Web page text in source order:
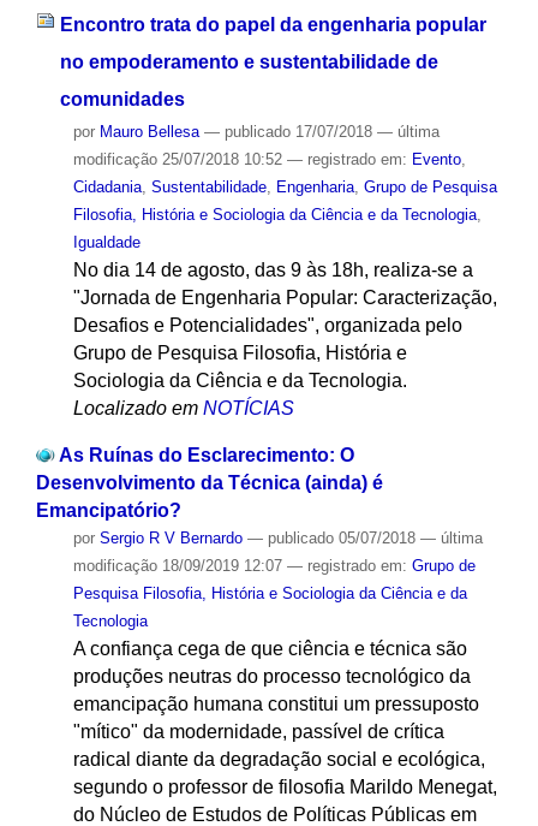
Encontro trata do papel da engenharia popular
no empoderamento e sustentabilidade de
comunidades
por Mauro Bellesa — publicado17/07/2018 — última
modificação25/07/2018 10:52 — registrado em: Evento,
Cidadania, Sustentabilidade, Engenharia, Grupo de Pesquisa
Filosofia, História e Sociologia da Ciência e da Tecnologia,
Igualdade
No dia 14 de agosto, das 9 às 18h, realiza-se a
"Jornada de Engenharia Popular: Caracterização,
Desafios e Potencialidades", organizada pelo
Grupo de Pesquisa Filosofia, História e
Sociologia da Ciência e da Tecnologia.
Localizado em NOTÍCIAS
As Ruínas do Esclarecimento: O
Desenvolvimento da Técnica (ainda) é
Emancipatório?
por Sergio R V Bernardo — publicado05/07/2018 — última
modificação18/09/2019 12:07 — registrado em: Grupo de
Pesquisa Filosofia, História e Sociologia da Ciência e da
Tecnologia
A confiança cega de que ciência e técnica são
produções neutras do processo tecnológico da
emancipação humana constitui um pressuposto
"mítico" da modernidade, passível de crítica
radical diante da degradação social e ecológica,
segundo o professor de filosofia Marildo Menegat,
do Núcleo de Estudos de Políticas Públicas em